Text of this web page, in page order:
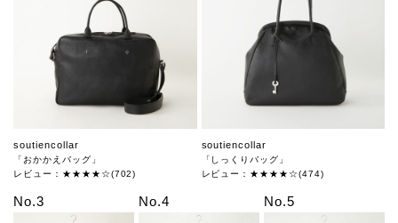
soutiencollar
「おかかえバッグ」
レビュー：★★★★☆(702)
soutiencollar
「しっくりバッグ」
レビュー：★★★★☆(474)
No.3 No.4 No.5